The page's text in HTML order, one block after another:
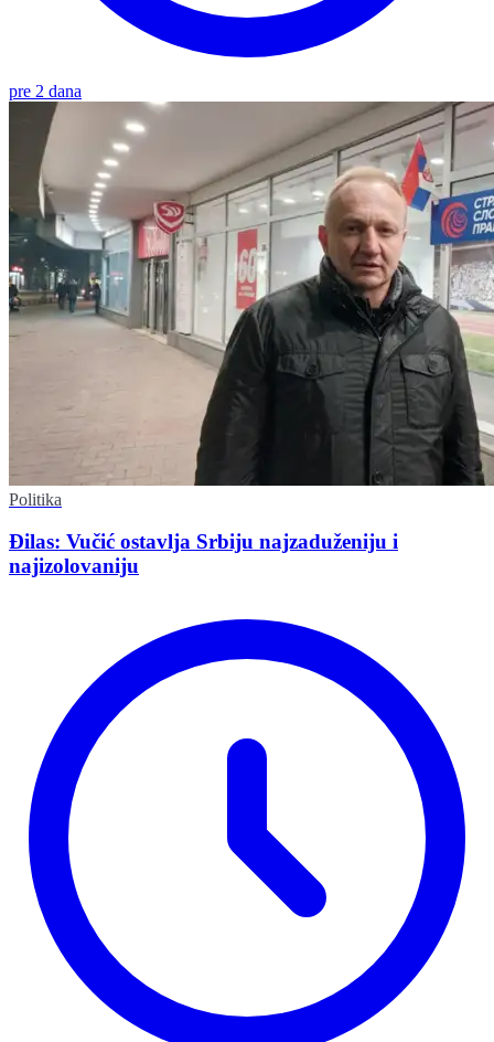
pre 2 dana
Politika
Đilas: Vučić ostavlja Srbiju najzaduženiju i
najizolovaniju